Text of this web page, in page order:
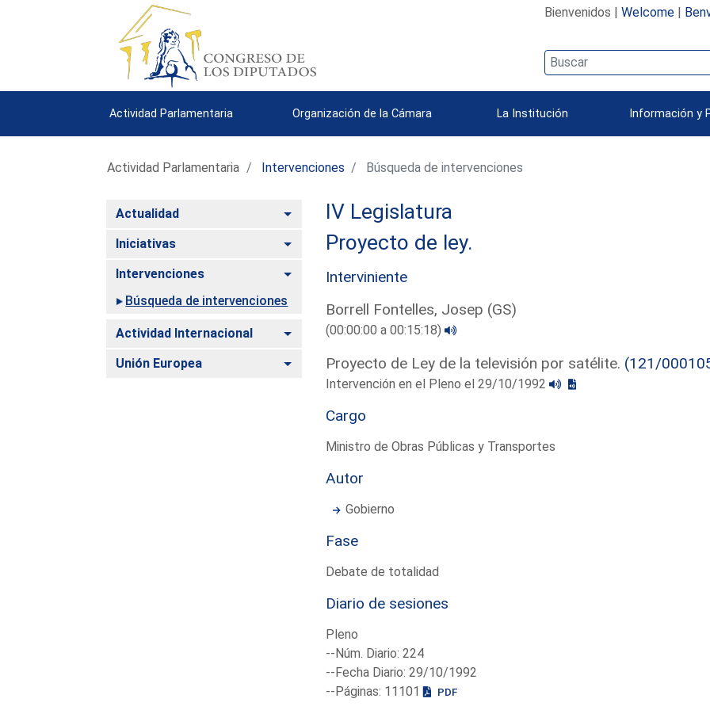
Bienvenidos | Welcome|
Actividad Parlamentaria Organización de la Cámara La Institución Información y
Actividad Parlamentaria Intervenciones Búsqueda de intervenciones
Actualidad Alternar
Iniciativas Alternar
Intervenciones
Alternar
Búsqueda de intervenciones
Actividad Internacional Alternar
Unión Europea Alternar
IV Legislatura
Proyecto de ley.
Interviniente
Borrell Fontelles, Josep (GS)
(00:00:00 a 00:15:18)
Proyecto de Ley de la televisión por satélite. (121/
Intervención en el Pleno el 29/10/1992
Cargo
Ministro de Obras Públicas y Transportes
Autor
Gobierno
Fase
Debate de totalidad
Diario de sesiones
Pleno
--Núm. Diario: 224
--Fecha Diario: 29/10/1992
--Páginas: 11101
PDF